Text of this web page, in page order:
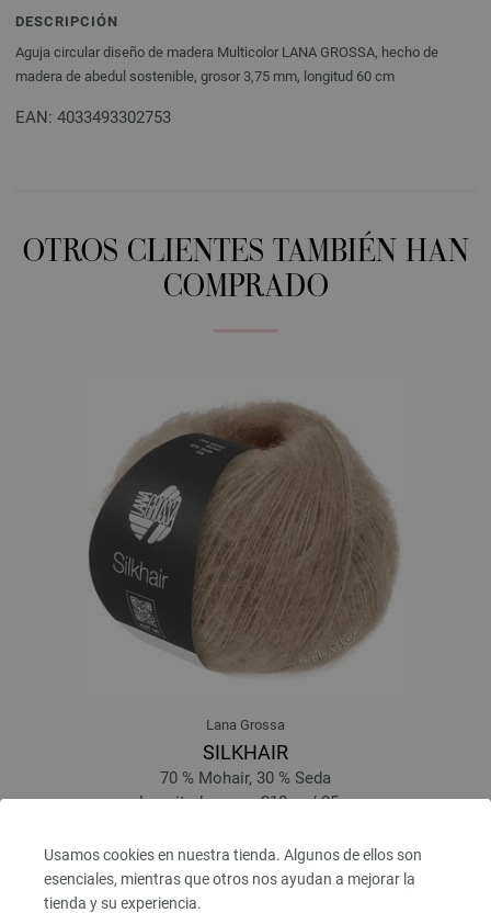
Usamos cookies en nuestra tienda. Algunos de ellos son
esenciales, mientras que otros nos ayudan a mejorar la
tienda y su experiencia.
DESCRIPCIÓN
Aguja circular diseño de madera Multicolor LANA GROSSA, hecho de
madera de abedul sostenible, grosor 3,75 mm, longitud 60 cm
EAN: 4033493302753
OTROS CLIENTES TAMBIÉN HAN
COMPRADO
Lana Grossa
SILKHAIR
70 % Mohair, 30 % Seda
Longitud: aprox. 210 m / 25 g
8,36 €
9,76 $
IVA no incluido, más gastos de envío, Precio base: 334,40 € / kg